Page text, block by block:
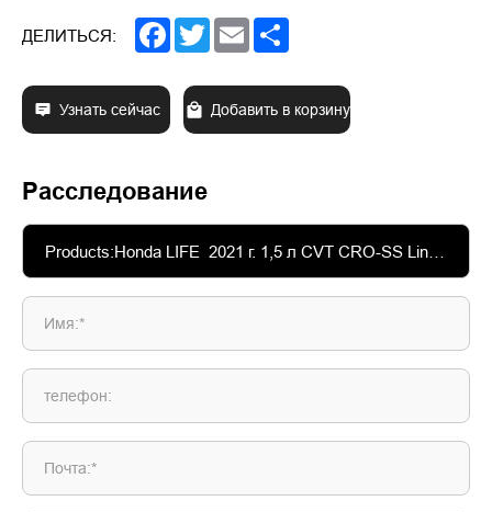
ДЕЛИТЬСЯ: Facebook
TwitterEmail
Узнать сейчас Добавить в корзину
Расследование
Имя:*
телефон:
Почта:*